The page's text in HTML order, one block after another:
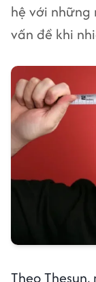
hệ với
vấn đề khi
Theo